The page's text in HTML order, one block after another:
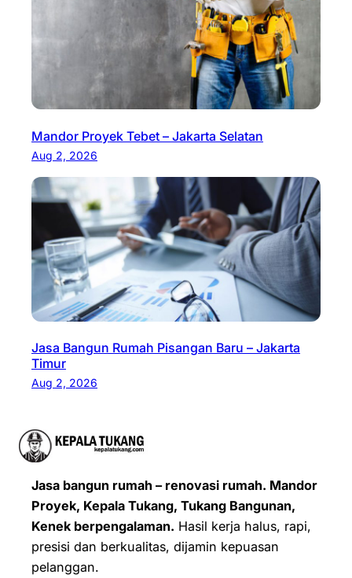
Mandor Proyek Tebet – Jakarta Selatan
Aug 2, 2026
Jasa Bangun Rumah Pisangan Baru – Jakarta
Timur
Aug 2, 2026
Jasa bangun rumah – renovasi rumah. Mandor
Proyek, Kepala Tukang, Tukang Bangunan,
Kenek berpengalaman. Hasil kerja halus, rapi,
presisi dan berkualitas, dijamin kepuasan
pelanggan.